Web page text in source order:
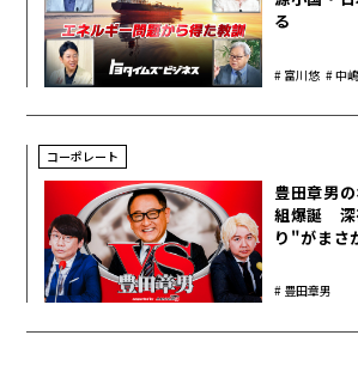
る
富川悠
中
コーポレート
豊田章男
組爆誕 深
り"がまさ
豊田章男